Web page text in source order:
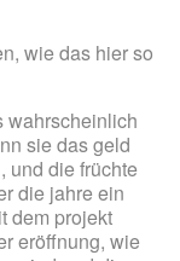
wie das hier so
wahrscheinlich
sie das geld
und die früchte
die jahre ein
dem projekt
eröffnung, wie